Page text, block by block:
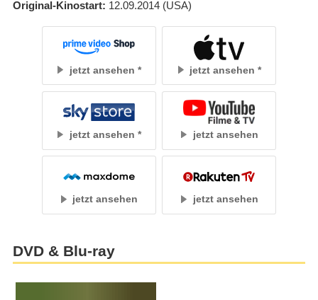
Original-Kinostart 12.09.2014 (USA)
jetzt ansehen jetzt ansehen
jetzt ansehen jetzt ansehen
jetzt ansehen jetzt ansehen
DVD & Blu-ray